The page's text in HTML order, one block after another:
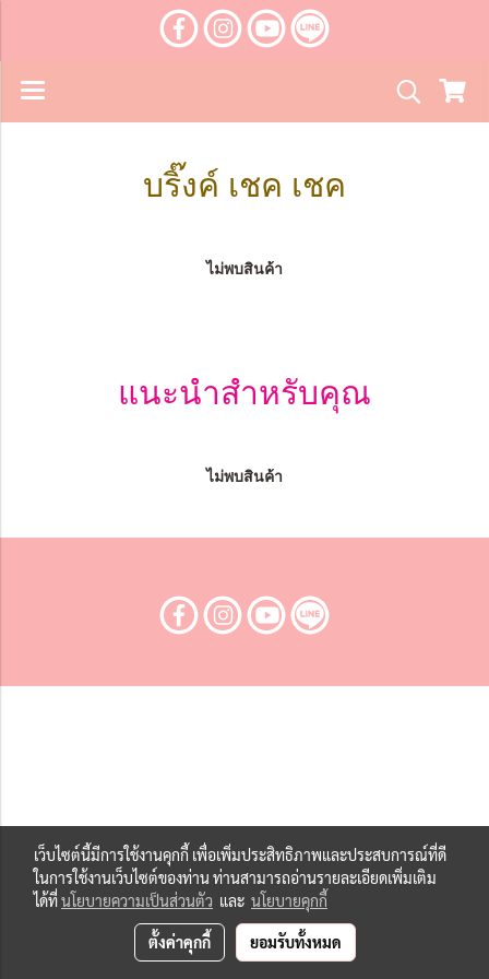
บริ๊งค์ เชค เชค
ไม่พบสินค้า
แนะนำสำหรับคุณ
ไม่พบสินค้า
เว็บไซต์นี้มีการใช้งานคุกกี้ เพื่อเพิ่มประสิทธิภาพและประสบการณ์ที่ดี
ในการใช้งานเว็บไซต์ของท่าน ท่านสามารถอ่านรายละเอียดเพิ่มเติม
ได้ที่นโยบายความเป็นส่วนตัว และ นโยบายคุกกี้
ตั้งค่าคุกกี้ ยอมรับทั้งหมด